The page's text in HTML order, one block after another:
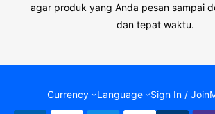
agar produk yang Anda pesan sampai
dan tepat waktu.
Currency Language Sign In / Join